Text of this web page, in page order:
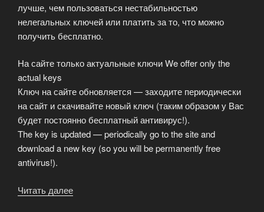
лучше, чем пользоваться нестабильностью
нелегальных ключей или платить за то, что можно
получить бесплатно.
На сайте только актуальные ключи We offer only the
actual keys
Ключ на сайте обновляется — заходите периодически
на сайт и скачивайте новый ключ (таким образом у Вас
будет постоянно бесплатный антивирус!).
The key is updated — periodically go to the site and
download a new key (so you will be permanently free
antivirus!).
Читать далее